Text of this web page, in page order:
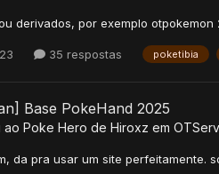
derivados, por exemplo otpokemon
35 respostas poketibia
Base PokeHand 2025
ao Poke Hero de Hiroxz em
da pra usar um site perfeitamente.